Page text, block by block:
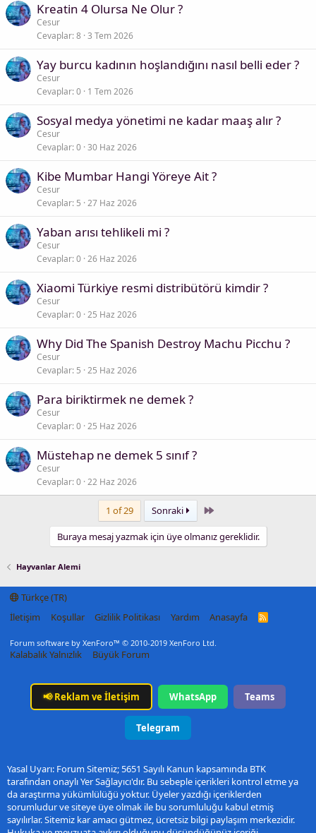
Kreatin 4 Olursa Ne Olur ?
Cesur
Cevaplar 8 3 Tem 2026
Yay burcu kadının hoşlandığını nasıl belli eder ?
Cesur
Cevaplar 0 1 Tem 2026
Sosyal medya yönetimi ne kadar maaş alır ?
Cesur
Cevaplar 0 30 Haz 2026
Kibe Mumbar Hangi Yöreye Ait ?
Cesur
Cevaplar 5 27 Haz 2026
Yaban arısı tehlikeli mi ?
Cesur
Cevaplar 0 26 Haz 2026
Xiaomi Türkiye resmi distribütörü kimdir ?
Cesur
Cevaplar 0 25 Haz 2026
Why Did The Spanish Destroy Machu Picchu ?
Cesur
Cevaplar 5 25 Haz 2026
Para biriktirmek ne demek ?
Cesur
Cevaplar 0 25 Haz 2026
Müstehap ne demek 5 sınıf ?
Cesur
Cevaplar 0 22 Haz 2026
1 of 29 Sonraki Last
Buraya mesaj yazmak için üye olmanız gereklidir.
Hayvanlar Alemi
Türkçe (TR)
İletişim
Koşullar Gizlilik Politikası Yardım Anasayfa
R
Forum software by XenForo™ © 2010-2019 XenForo Ltd.
Kalabalık Yalnızlık Büyük Forum
📢Reklam ve İletişim WhatsApp Teams
Telegram
Yasal Uyarı: Forum Sitemiz; 5651 Sayılı Kanun kapsamında BTK
tarafından onaylı Yer Sağlayıcı'dır. Bu sebeple içerikleri kontrol etme ya
da araştırma yükümlülüğü yoktur. Üyeler yazdığı içeriklerden
sorumludur ve siteye üye olmak ile bu sorumluluğu kabul etmiş
sayılırlar. Sitemiz kar amacı gütmez, ücretsiz bilgi paylaşım merkezidir.